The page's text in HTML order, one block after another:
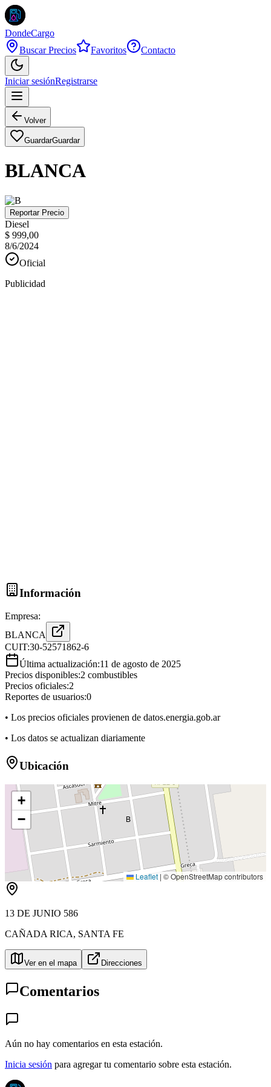
DondeCargo
Buscar Precios
Favoritos Contacto
Iniciar sesiónRegistrarse
Volver
GuardarGuardar
BLANCA
Reportar Precio
Diesel
$ 999,00
8/6/2024
Oficial
Publicidad
Información
Empresa:
BLANCA
CUIT:30-52571862-6
Última actualización:11 de agosto de 2025
Precios disponibles:2 combustibles
Precios oficiales:2
Reportes de usuarios:0
• Los precios oficiales provienen de datos.energia.gob.ar
• Los datos se actualizan diariamente
Ubicación
B
+
−
Leaflet | © OpenStreetMap contributors
13 DE JUNIO 586
CAÑADA RICA, SANTA FE
Ver en el mapa Direcciones
Comentarios
Aún no hay comentarios en esta estación.
Inicia sesión para agregar tu comentario sobre esta estación.